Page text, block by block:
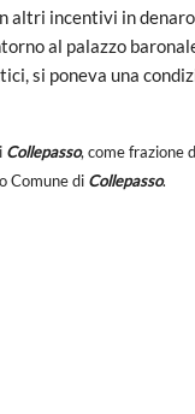
altri incentivi in
al palazzo
si poneva una
Collepasso, come frazione
Comune di Collepasso.